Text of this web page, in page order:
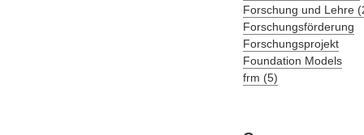
Forschung und Lehre
Forschungsförderung
Forschungsprojekt
Foundation Models
frm (5)